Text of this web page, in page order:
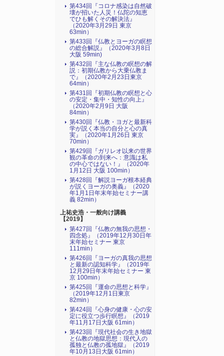
第434回『コロナ感染は自然破
壊が招いた人災！仏陀の知恵
でひも解くその解決法』
（2020年3月29日 東京
63min）
第433回『仏教とヨーガの瞑想
の総合解説』（2020年3月8日
大阪 59min)
第432回『主な仏教の瞑想の解
説：初期仏教から大乗仏教ま
で』（2020年2月23日東京
64min）
第431回『初期仏教の瞑想と心
の安定・集中・知性の向上』
（2020年2月9日 大阪
84min）
第430回『仏教・ヨガと最新科
学が説く本当の自分と心の真
実』（2020年1月26日 東京
70min）
第429回『ガリレオ以来の世界
観の革命の到来へ：意識は私
の中心ではない！』（2020年
1月12日 大阪 100min）
第428回『解説ヨーガ根本経典
が説くヨーガの奥義』（2020
年1月1日年末年始セミナー講
義 82min）
上祐史浩・一般向け講義
【2019】
第427回『仏教の無我の思想・
四念処』（2019年12月30日年
末年始セミナー 東京
111min）
第426回『ヨーガの真我の思想
と最新の認知科学』（2019年
12月29日年末年始セミナー 東
京 100min）
第425回『運命の思想と科学』
（2019年12月1日東京
82min）
第424回『心身の健康・心の安
定に役立つ歩行瞑想』（2019
年11月17日大阪 61min）
第423回『現代社会の生き地獄
と仏教の地獄思想：現代人の
孤独と仏教の孤地獄』（2019
年10月13日大阪 61min）